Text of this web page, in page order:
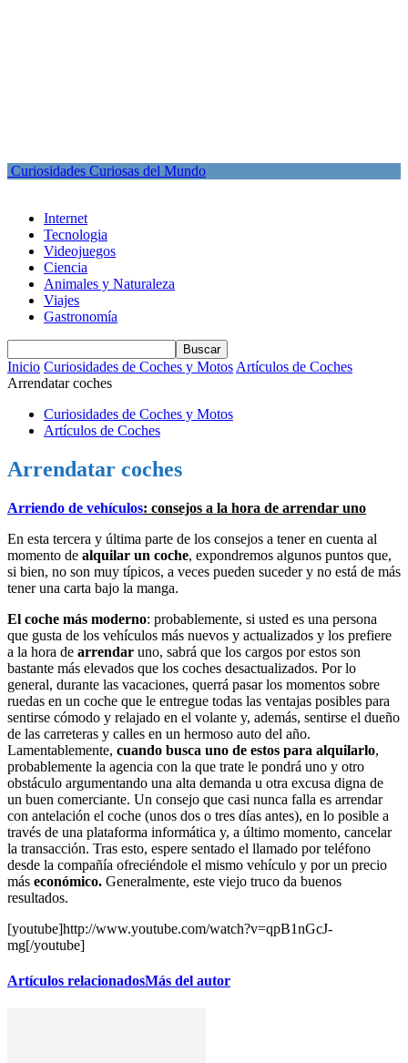
Curiosidades Curiosas del Mundo
Internet
Tecnologia
Videojuegos
Ciencia
Animales y Naturaleza
Viajes
Gastronomía
Inicio Curiosidades de Coches y Motos Artículos de Coches
Arrendatar coches
Curiosidades de Coches y Motos
Artículos de Coches
Arrendatar coches
Arriendo de vehículos: consejos a la hora de arrendar uno
En esta tercera y última parte de los consejos a tener en cuenta al
momento de alquilar un coche, expondremos algunos puntos que,
si bien, no son muy típicos, a veces pueden suceder y no está de más
tener una carta bajo la manga.
El coche más moderno: probablemente, si usted es una persona
que gusta de los vehículos más nuevos y actualizados y los prefiere
a la hora de arrendar uno, sabrá que los cargos por estos son
bastante más elevados que los coches desactualizados. Por lo
general, durante las vacaciones, querrá pasar los momentos sobre
ruedas en un coche que le entregue todas las ventajas posibles para
sentirse cómodo y relajado en el volante y, además, sentirse el dueño
de las carreteras y calles en un hermoso auto del año.
Lamentablemente, cuando busca uno de estos para alquilarlo,
probablemente la agencia con la que trate le pondrá uno y otro
obstáculo argumentando una alta demanda u otra excusa digna de
un buen comerciante. Un consejo que casi nunca falla es arrendar
con antelación el coche (unos dos o tres días antes), en lo posible a
través de una plataforma informática y, a último momento, cancelar
la transacción. Tras esto, espere sentado el llamado por teléfono
desde la compañía ofreciéndole el mismo vehículo y por un precio
más económico. Generalmente, este viejo truco da buenos
resultados.
[youtube]http://www.youtube.com/watch?v=qpB1nGcJ-
mg[/youtube]
Artículos relacionadosMás del autor